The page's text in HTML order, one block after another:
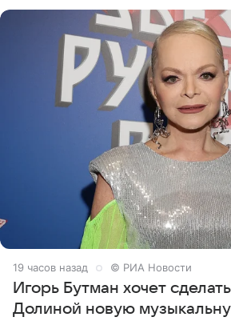
19 часов назад © РИА Новости
Игорь Бутман хочет
Долиной новую